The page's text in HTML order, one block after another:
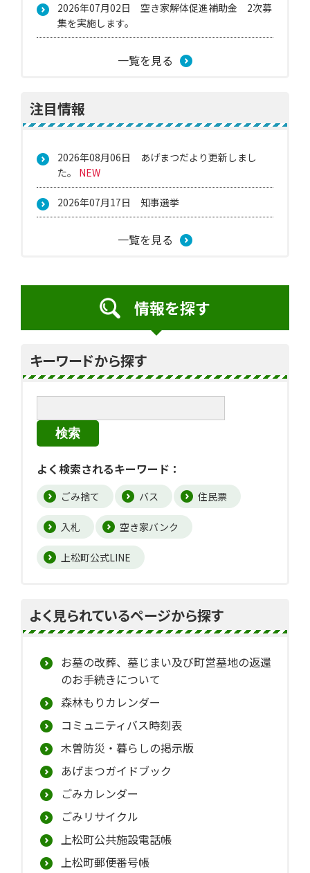
2026年07月02日
空き家解体促進補助金 2次募
集を実施します。
一覧を見る
注目情報
2026年08月06日
あげまつだより更新しまし
た。
NEW
2026年07月17日 知事選挙
一覧を見る
情報を探す
キーワードから探す
検索
よく検索されるキーワード：
ごみ捨て バス 住民票
入札 空き家バンク
上松町公式LINE
よく見られているページから探す
お墓の改葬、墓じまい及び町営墓地の返還
のお手続きについて
森林もりカレンダー
コミュニティバス時刻表
木曽防災・暮らしの掲示版
あげまつガイドブック
ごみカレンダー
ごみリサイクル
上松町公共施設電話帳
上松町郵便番号帳